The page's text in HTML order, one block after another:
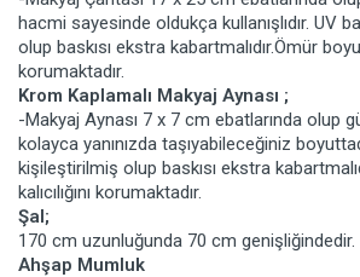
hacmi sayesinde oldukça kullanışlıdır. UV
olup baskısı ekstra kabartmalıdır.Ömür boyu
korumaktadır.
Krom Kaplamalı Makyaj Aynası ;
-Makyaj Aynası 7 x 7 cm ebatlarında olup
kolayca yanınızda taşıyabileceğiniz
kişileştirilmiş olup baskısı ekstra
kalıcılığını korumaktadır.
Şal;
170 cm uzunluğunda 70 cm genişliğindedir.
Ahşap Mumluk